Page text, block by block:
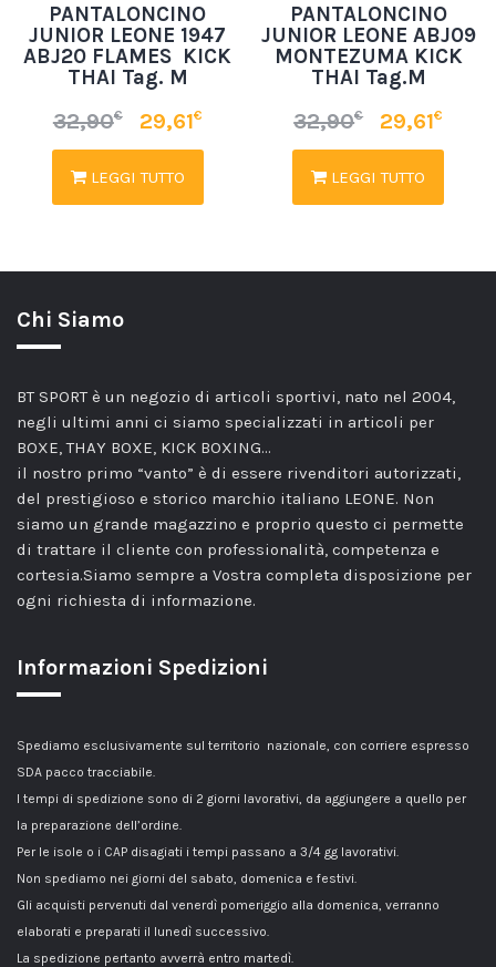
PANTALONCINO
JUNIOR LEONE 1947
ABJ20 FLAMES KICK
THAI Tag. M
32,90€ 29,61€
LEGGI TUTTO
PANTALONCINO
JUNIOR LEONE ABJ09
MONTEZUMA KICK
THAI Tag.M
32,90€ 29,61€
LEGGI TUTTO
Chi Siamo
BT SPORT è un negozio di articoli sportivi, nato nel 2004,
negli ultimi anni ci siamo specializzati in articoli per
BOXE, THAY BOXE, KICK BOXING…
il nostro primo “vanto” è di essere rivenditori autorizzati,
del prestigioso e storico marchio italiano LEONE. Non
siamo un grande magazzino e proprio questo ci permette
di trattare il cliente con professionalità, competenza e
cortesia.Siamo sempre a Vostra completa disposizione per
ogni richiesta di informazione.
Informazioni Spedizioni
Spediamo esclusivamente sul territorio nazionale, con corriere espresso
SDA pacco tracciabile.
I tempi di spedizione sono di 2 giorni lavorativi, da aggiungere a quello per
la preparazione dell’ordine.
Per le isole o i CAP disagiati i tempi passano a 3/4 gg lavorativi.
Non spediamo nei giorni del sabato, domenica e festivi.
Gli acquisti pervenuti dal venerdì pomeriggio alla domenica, verranno
elaborati e preparati il lunedì successivo.
La spedizione pertanto avverrà entro martedì.